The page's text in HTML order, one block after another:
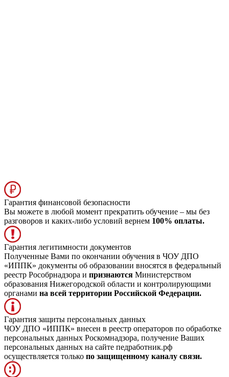
Гарантия финансовой безопасности
Вы можете в любой момент прекратить обучение – мы без
разговоров и каких-либо условий вернем 100% оплаты.
Гарантия легитимности документов
Полученные Вами по окончании обучения в ЧОУ ДПО
«ИППК» документы об образовании вносятся в федеральный
реестр Рособрнадзора и признаются Министерством
образования Нижегородской области и контролирующими
органами на всей территории Российской Федерации.
Гарантия защиты персональных данных
ЧОУ ДПО «ИППК» внесен в реестр операторов по обработке
персональных данных Роскомнадзора, получение Ваших
персональных данных на сайте педработник.рф
осуществляется только по защищенному каналу связи.